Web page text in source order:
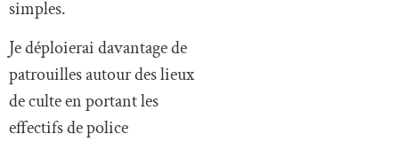
simples.
Je déploierai davantage de
patrouilles autour des lieux
de culte en portant les
effectifs de police